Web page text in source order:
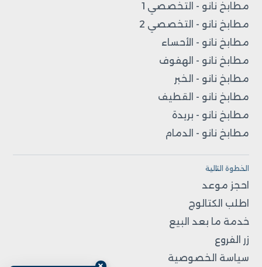
مطابخ نانو - التخصصي 1
مطابخ نانو - التخصصي 2
مطابخ نانو - الأحساء
مطابخ نانو - الهفوف
مطابخ نانو - الخبر
مطابخ نانو - القطيف
مطابخ نانو - بريدة
مطابخ نانو - الدمام
الخطوة التالية
احجز موعد
اطلب الكتالوج
خدمة ما بعد البيع
زر الفروع
سياسة الخصوصية